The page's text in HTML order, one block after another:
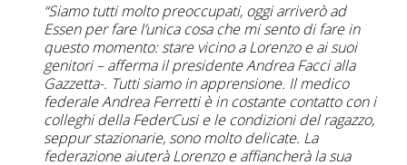
“Siamo tutti molto preoccupati, oggi arriverò ad
Essen per fare l’unica cosa che mi sento di fare in
questo momento: stare vicino a Lorenzo e ai suoi
genitori – afferma il presidente Andrea Facci alla
Gazzetta-. Tutti siamo in apprensione. Il medico
federale Andrea Ferretti è in costante contatto con i
colleghi della FederCusi e le condizioni del ragazzo,
seppur stazionarie, sono molto delicate. La
federazione aiuterà Lorenzo e affiancherà la sua